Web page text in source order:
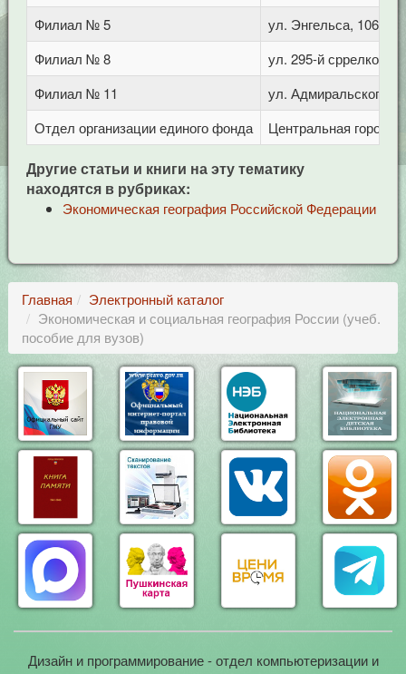
Филиал № 5
ул. Энгельса, 106
Филиал № 8
ул. 295-й сррелковой
Филиал № 11
ул. Адмиральского, 8
Отдел организации единого фонда
Центральная
Другие статьи и книги на эту тематику
находятся в рубриках:
Экономическая география Российской Федерации
Главная
Электронный каталог
Экономическая и социальная география России (учеб.
пособие для вузов)
Дизайн и программирование - отдел компьютеризации и